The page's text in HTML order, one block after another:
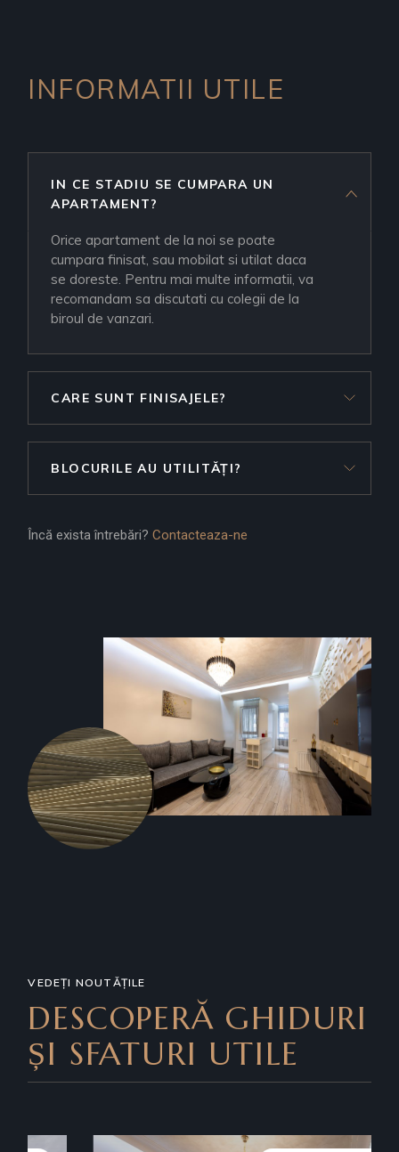
INFORMATII UTILE
IN CE STADIU SE CUMPARA UN
APARTAMENT?
Orice apartament de la noi se poate
cumpara finisat, sau mobilat si utilat daca
se doreste. Pentru mai multe informatii, va
recomandam sa discutati cu colegii de la
biroul de vanzari.
CARE SUNT FINISAJELE?
BLOCURILE AU UTILITĂȚI?
Încă exista întrebări?Contacteaza-ne
VEDEȚI NOUTĂȚILE
DESCOPERĂ GHIDURI
ȘI SFATURI UTILE